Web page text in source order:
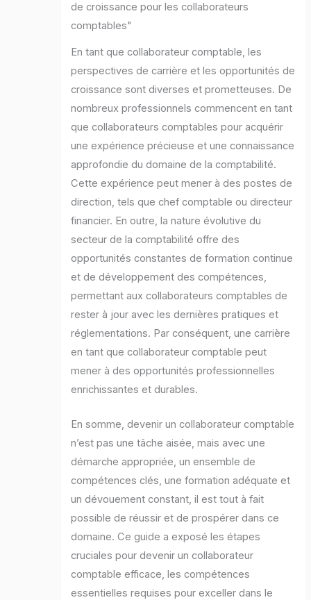
de croissance pour les collaborateurs
comptables"
En tant que collaborateur comptable, les
perspectives de carrière et les opportunités de
croissance sont diverses et prometteuses. De
nombreux professionnels commencent en tant
que collaborateurs comptables pour acquérir
une expérience précieuse et une connaissance
approfondie du domaine de la comptabilité.
Cette expérience peut mener à des postes de
direction, tels que chef comptable ou directeur
financier. En outre, la nature évolutive du
secteur de la comptabilité offre des
opportunités constantes de formation continue
et de développement des compétences,
permettant aux collaborateurs comptables de
rester à jour avec les dernières pratiques et
réglementations. Par conséquent, une carrière
en tant que collaborateur comptable peut
mener à des opportunités professionnelles
enrichissantes et durables.
En somme, devenir un collaborateur comptable
n’est pas une tâche aisée, mais avec une
démarche appropriée, un ensemble de
compétences clés, une formation adéquate et
un dévouement constant, il est tout à fait
possible de réussir et de prospérer dans ce
domaine. Ce guide a exposé les étapes
cruciales pour devenir un collaborateur
comptable efficace, les compétences
essentielles requises pour exceller dans le